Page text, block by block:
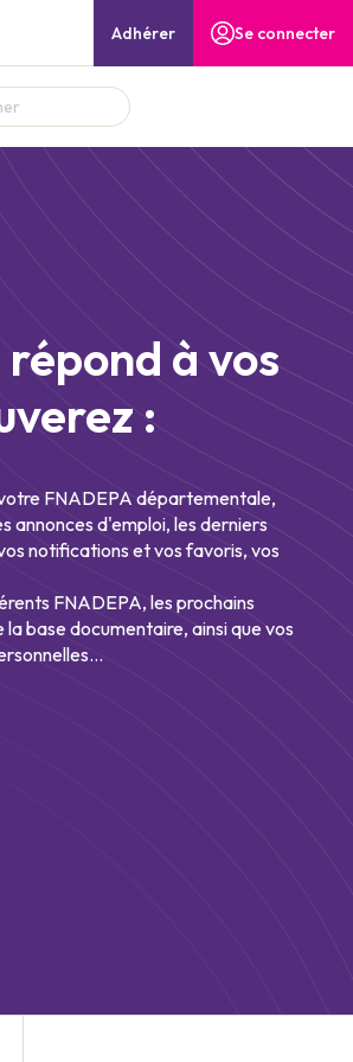
Adhérer Se connecter
à vos
:
FNADEPA départementale,
annonces d'emploi, les derniers
notifications et vos favoris, vos
FNADEPA, les prochains
base documentaire, ainsi que vos